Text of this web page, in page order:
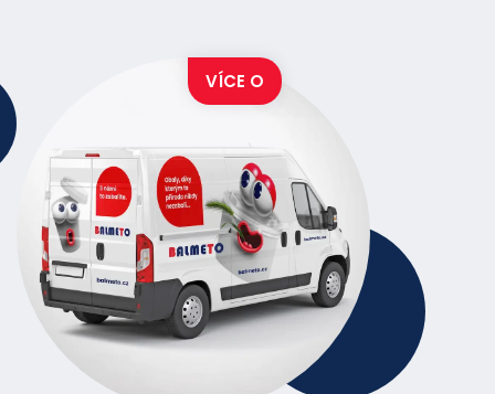
VÍCE O